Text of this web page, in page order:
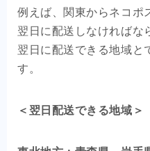
例えば、関東からネコポ
翌日に配送しなければな
翌日に配送できる地域と
す。
＜翌日配送できる地域＞